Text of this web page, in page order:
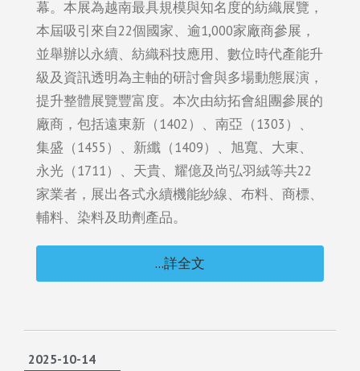
幕。本展為越南最具規模與知名度的紡織展覽，
本屆吸引來自22個國家、逾1,000家廠商參展，
並舉辦以永續、紡織科技應用、數位時代產能升
級及資訊透明為主軸的研討會與多場動態展演，
提升整體展覽豐富度。本次由紡拓會組團參展的
廠商，包括遠東新（1402）、南亞（1303）、
集盛（1455）、新纖（1409）、旭寬、大東、
永光（1711）、天貴、耀億及尚弘羽絨等共22
家業者，展出各式永續機能紗線、布料、商標、
輔料、染料及助劑產品。
...詳全文
2025-10-14